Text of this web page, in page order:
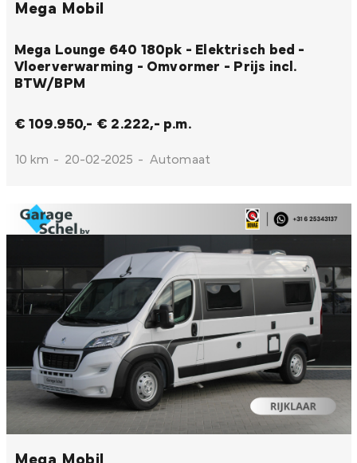
Mega Mobil
Mega Lounge 640 180pk - Elektrisch bed -
Vloerverwarming - Omvormer - Prijs incl.
BTW/BPM
€ 109.950,- € 2.222,- p.m.
10 km - 20-02-2025 - Automaat